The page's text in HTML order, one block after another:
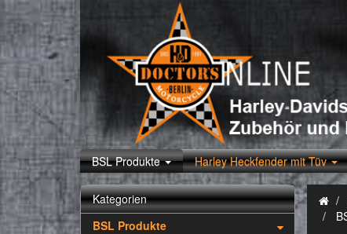
BSL Produkte Harley Heckfender mit Tüv
Kategorien
BSL Produkte